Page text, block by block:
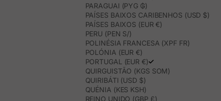
PARAGUAI (PYG ₲)
PAÍSES BAIXOS CARIBENHOS (USD $)
PAÍSES BAIXOS (EUR €)
PERU (PEN S/)
POLINÉSIA FRANCESA (XPF FR)
POLÓNIA (EUR €)
PORTUGAL (EUR €)
QUIRGUISTÃO (KGS SOM)
QUIRIBÁTI (USD $)
QUÉNIA (KES KSH)
REINO UNIDO (GBP £)